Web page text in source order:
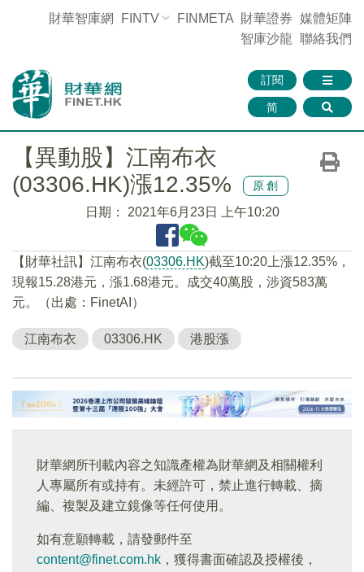
財華智庫網 FINTV FINMETA 財華證券 媒體矩陣
智庫沙龍 聯絡我們
訂閱
简
【異動股】江南布衣
(03306.HK)漲12.35%
原創
日期： 2021年6月23日 上午10:20
【財華社訊】江南布衣(03306.HK)截至10:20上漲12.35%，
現報15.28港元，漲1.68港元。成交40萬股，涉資583萬
元。（出處：FinetAI）
江南布衣 03306.HK 港股漲
財華網所刊載內容之知識產權為財華網及相關權利
人專屬所有或持有。未經許可，禁止進行轉載、摘
編、複製及建立鏡像等任何使用。
如有意願轉載，請發郵件至
content@finet.com.hk ，獲得書面確認及授權後，